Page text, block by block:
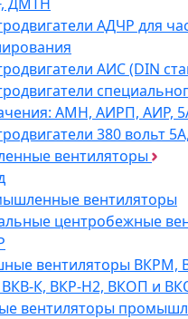
АДЧР для
АИС (DIN
АМН, АИРП, АИР,
380 вольт
вентиляторы
вентиляторы
центробежные
вентиляторы ВКРМ,
К, ВКР-Н2, ВКОП и
вентиляторы